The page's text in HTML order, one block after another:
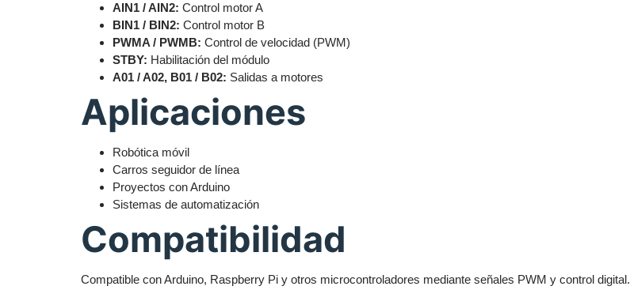
AIN1 / AIN2: Control motor A
BIN1 / BIN2: Control motor B
PWMA / PWMB: Control de velocidad (PWM)
STBY: Habilitación del módulo
A01 / A02, B01 / B02: Salidas a motores
Aplicaciones
Robótica móvil
Carros seguidor de línea
Proyectos con Arduino
Sistemas de automatización
Compatibilidad
Compatible con Arduino, Raspberry Pi y otros microcontroladores mediante señales PWM y control digital.